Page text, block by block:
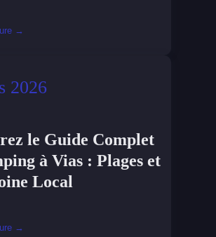
→
2026
le Guide Complet
à Vias : Plages et
Local
→